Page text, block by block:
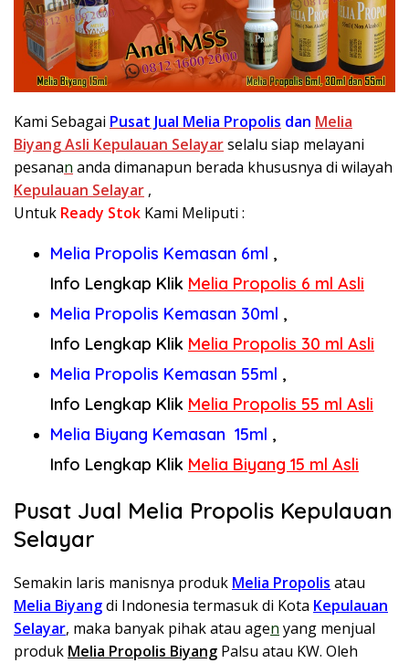
Kami Sebagai Pusat Jual Melia Propolis dan Melia
Biyang Asli Kepulauan Selayarselalu siap melayani
pesanan anda dimanapun berada khususnya di wilayah
Kepulauan Selayar ,
Untuk Ready Stok Kami Meliputi :
Melia Propolis Kemasan 6ml ,
Info Lengkap Klik Melia Propolis 6 ml Asli
Melia Propolis Kemasan 30ml ,
Info Lengkap Klik Melia Propolis 30 ml Asli
Melia Propolis Kemasan 55ml ,
Info Lengkap Klik Melia Propolis 55 ml Asli
Melia Biyang Kemasan 15ml ,
Info Lengkap Klik Melia Biyang 15 ml Asli
Pusat Jual Melia Propolis Kepulauan
Selayar
Semakin laris manisnya produk Melia Propolis atau
Melia Biyangdi Indonesia termasuk di Kota Kepulauan
Selayar, maka banyak pihak atau agen yang menjual
produk Melia Propolis Biyang Palsu atau KW. Oleh